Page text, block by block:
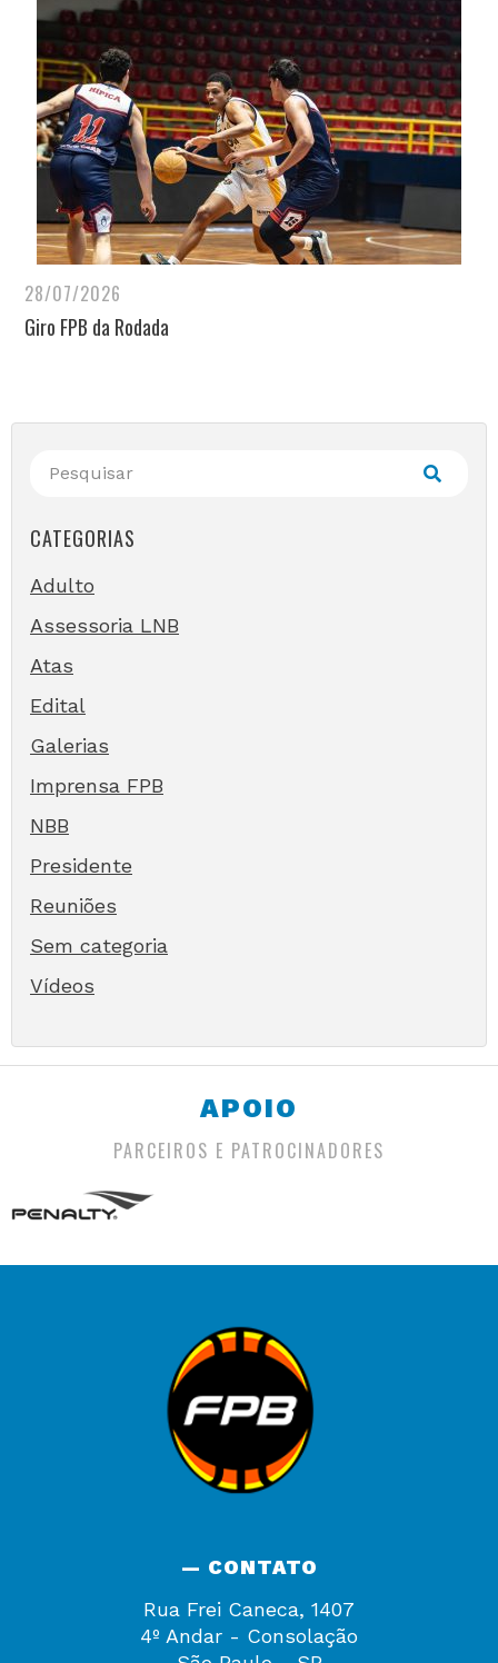
28/07/2026
Giro FPB da Rodada
CATEGORIAS
Adulto
Assessoria LNB
Atas
Edital
Galerias
Imprensa FPB
NBB
Presidente
Reuniões
Sem categoria
Vídeos
APOIO
PARCEIROS E PATROCINADORES
— CONTATO
Rua Frei Caneca, 1407
4º Andar - Consolação